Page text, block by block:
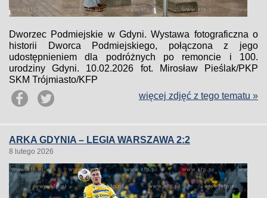
Dworzec Podmiejskie w Gdyni. Wystawa fotograficzna o
historii Dworca Podmiejskiego, połączona z jego
udostępnieniem dla podróżnych po remoncie i 100.
urodziny Gdyni. 10.02.2026 fot. Mirosław Pieślak/PKP
SKM Trójmiasto/KFP
więcej zdjęć z tego tematu »
ARKA GDYNIA – LEGIA WARSZAWA 2:2
8 lutego 2026